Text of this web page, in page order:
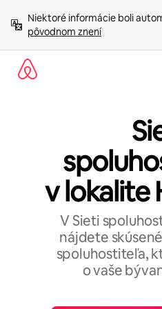
obsah.
Niektoré informácie boli
pôvodnom znení
v lokalite
V Sieti
nájdete
spoluhostiteľa,
o vaše